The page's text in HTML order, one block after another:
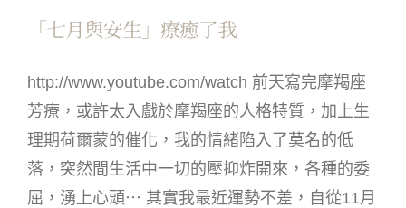
「七月與安生」療癒了我
http://www.youtube.com/watch 前天寫完摩羯座
芳療，或許太入戲於摩羯座的人格特質，加上生
理期荷爾蒙的催化，我的情緒陷入了莫名的低
落，突然間生活中一切的壓抑炸開來，各種的委
屈，湧上心頭⋯ 其實我最近運勢不差，自從11月